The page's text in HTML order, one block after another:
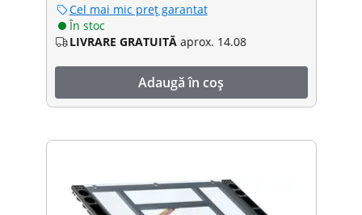
Cel mai mic preț garantat
În stoc
LIVRARE GRATUITĂ aprox. 14.08
Adaugă în coș